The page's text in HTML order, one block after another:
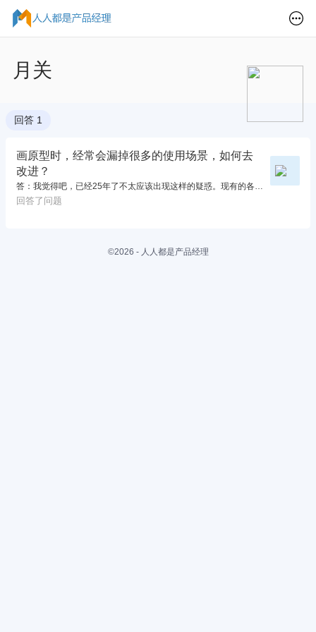
月关
回答 1
画原型时，经常会漏掉很多的使用场景，如何去
改进？
答：我觉得吧，已经25年了不太应该出现这样的疑惑。现有的各种AI产品已经可以很好的帮你规避可能遗漏的使用场景，需求设计过程中AI可以帮助完善产品框架、功能清单，甚至到功能详情的编写。不要说1个人的思考，可能100个人的思考也不如与AI进行反复的沟通和check操作，以求最终的产品文档覆盖到每一个可能产生的使用场景</
回答了问题
©2026 - 人人都是产品经理